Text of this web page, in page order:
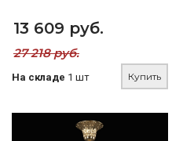
13 609 руб.
27 218 руб.
На складе 1 шт Купить